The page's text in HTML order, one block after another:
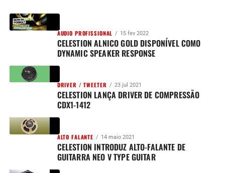
AUDIO PROFISSIONAL 15 fev 2022
CELESTION ALNICO GOLD DISPONÍVEL COMO
DYNAMIC SPEAKER RESPONSE
DRIVER / TWEETER 23 jul 2021
CELESTION LANÇA DRIVER DE COMPRESSÃO
CDX1-1412
ALTO FALANTE 14 maio 2021
CELESTION INTRODUZ ALTO-FALANTE DE
GUITARRA NEO V TYPE GUITAR